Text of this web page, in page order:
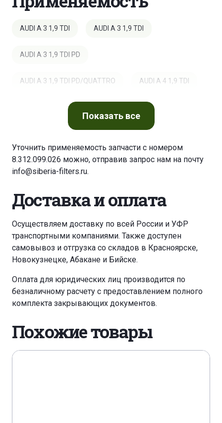
AUDI A 3 1,9 TDI AUDI A 3 1,9 TDI
AUDI A 3 1,9 TDI PD
AUDI A 3 1,9 TDI PD/QUATTRO AUDI A 4 1,9 TDI
AUDI A 4 1,9 TDI/AVANT
AUDI A 4 1,9 TDI,QUATTRO AUDI A 4 2,0 TDI
CMAR BALAYEUSE
FENWICK H 50 FORD GALAXY 1,9 TDI
FORD GALAXY 1,9 TDI KASSBOHRER CANYON
LINDE H 14 D LINDE H 25 D LINDE H 25 D
Показатьвсе
Уточнить применяемость запчасти с номером
8.312.099.026 можно, отправив запрос нам на почту
info@siberia-filters.ru.
Доставка и оплата
Осуществляем доставку по всей России и УФР
транспортными компаниями. Также доступен
самовывоз и отгрузка со складов в Красноярске,
Новокузнецке, Абакане и Бийске.
Оплата для юридических лиц производится по
безналичному расчету с предоставлением полного
комплекта закрывающих документов.
Похожие товары